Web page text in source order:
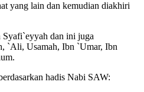
yang lain dan kemudian diakhiri
Syafi`eyyah dan ini juga
`Ali, Usamah, Ibn `Umar, Ibn
hadis Nabi SAW: